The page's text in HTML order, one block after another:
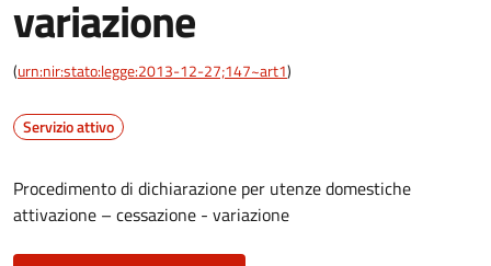
variazione
(urn:nir:stato:legge:2013-12-27;147~art1)
Servizio attivo
Procedimento di dichiarazione per utenze domestiche
attivazione – cessazione - variazione